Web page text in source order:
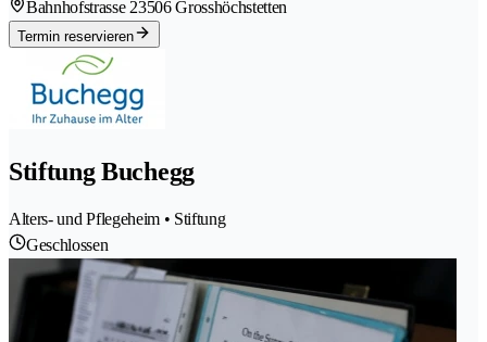
Bahnhofstrasse 23506 Grosshöchstetten
Termin reservieren
Stiftung Buchegg
Alters- und Pflegeheim • Stiftung
Geschlossen